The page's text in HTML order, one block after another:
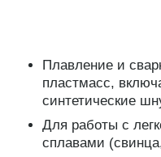
Плавление и
пластмасс,
синтетические
Для работы с
сплавами